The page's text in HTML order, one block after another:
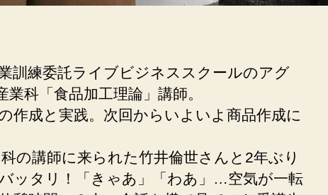
訓練委託ライブビジネススクールのアグ
業科「食品加工理論」講師。
作成と実践。次回からいよいよ商品作成に
の講師に来られた竹井倫世さんと2年ぶり
ッタリ！「きゃあ」「わあ」…空気が一転